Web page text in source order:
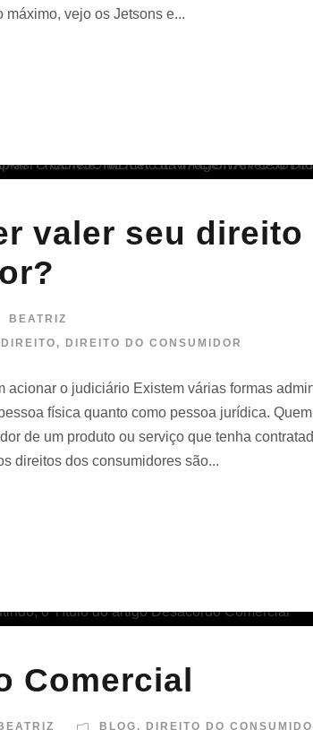
vejo os Jetsons e...
valer seu
BEATRIZ
, DIREITO DO CONSUMIDOR
acionar o judiciário Existem várias formas
física quanto como pessoa jurídica.
de um produto ou serviço que tenha
direitos dos consumidores são...
Comercial
BLOG , DIREITO DO